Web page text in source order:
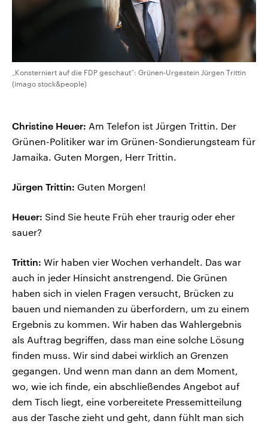
„Konsterniert auf die FDP geschaut“: Grünen-Urgestein Jürgen Trittin
(imago stock&people)
Christine Heuer: Am Telefon ist Jürgen Trittin. Der
Grünen-Politiker war im Grünen-Sondierungsteam für
Jamaika. Guten Morgen, Herr Trittin.
Jürgen Trittin: Guten Morgen!
Heuer: Sind Sie heute Früh eher traurig oder eher
sauer?
Trittin: Wir haben vier Wochen verhandelt. Das war
auch in jeder Hinsicht anstrengend. Die Grünen
haben sich in vielen Fragen versucht, Brücken zu
bauen und niemanden zu überfordern, um zu einem
Ergebnis zu kommen. Wir haben das Wahlergebnis
als Auftrag begriffen, dass man eine solche Lösung
finden muss. Wir sind dabei wirklich an Grenzen
gegangen. Und wenn man dann an dem Moment,
wo, wie ich finde, ein abschließendes Angebot auf
dem Tisch liegt, eine vorbereitete Pressemitteilung
aus der Tasche zieht und geht, dann fühlt man sich